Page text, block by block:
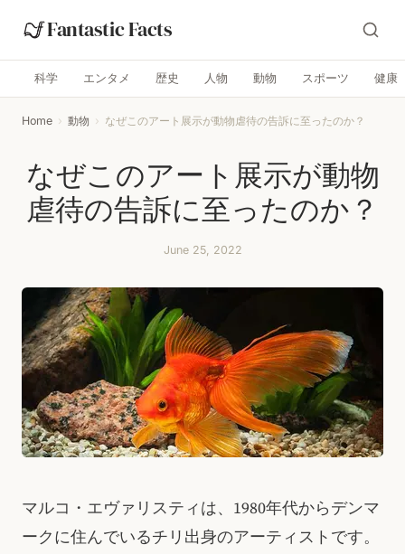
Fantastic Facts
科学 エンタメ 歴史 人物 動物 スポーツ 健康
Home › 動物 › なぜこのアート展示が動物虐待の告訴に至ったのか？
なぜこのアート展示が動物
虐待の告訴に至ったのか？
June 25, 2022
マルコ・エヴァリスティは、1980年代からデンマ
ークに住んでいるチリ出身のアーティストです。